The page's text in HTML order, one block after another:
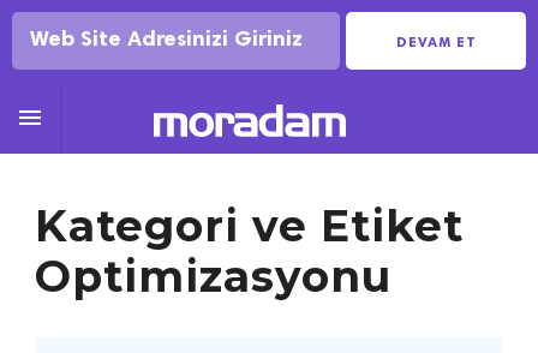
DEVAM ET

Kategori ve Etiket
Optimizasyonu